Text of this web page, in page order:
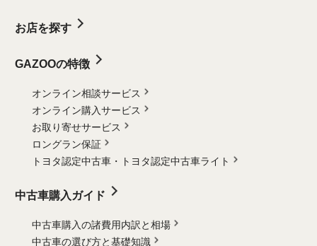
お店を探す
GAZOOの特徴
オンライン相談サービス
オンライン購入サービス
お取り寄せサービス
ロングラン保証
トヨタ認定中古車・
トヨタ認定中古車ライト
中古車購入ガイド
中古車購入の諸費用内訳と相場
中古車の選び方と基礎知識